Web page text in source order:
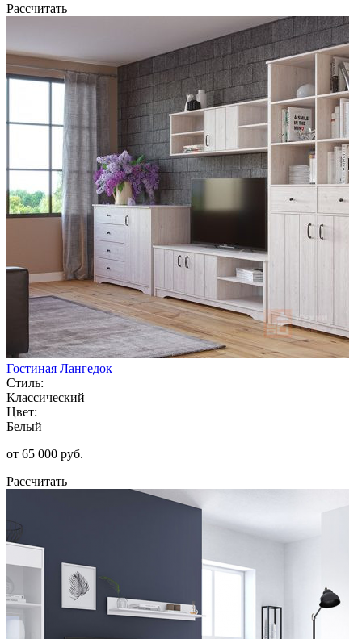
Рассчитать
Гостиная Лангедок
Стиль:
Классический
Цвет:
Белый
от 65 000 руб.
Рассчитать